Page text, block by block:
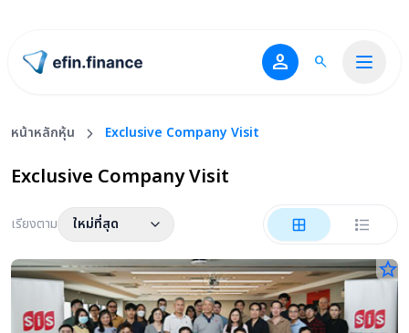
ไปหน้าแรก person search
หน้าหลักหุ้น Exclusive Company Visit
Exclusive Company Visit
เรียงตาม ใหม่ที่สุด
star_border